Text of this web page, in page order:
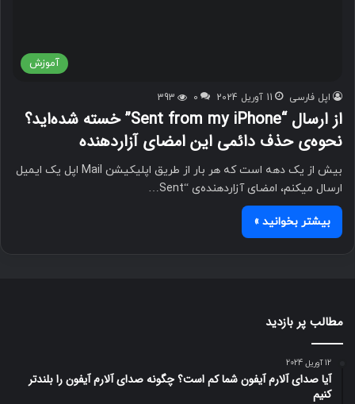
آموزش
اپل فارسی 11 آوریل 2024 0
393
از ارسال “Sent from my iPhone” خسته شده‌اید؟
نحوه‌ی حذف دائمی این امضای آزاردهنده
بیش از یک دهه است که هر بار از طریق اپلیکیشن Mail اپل یک ایمیل
ارسال می‎کنم، امضای آزاردهنده‌ی “Sent…
بیشتر بخوانید »
مطالب پر بازدید
12 آوریل 2024
آیا صدای آلارم آیفون شما کم است؟ چگونه صدای آلارم آیفون را بلندتر
کنیم